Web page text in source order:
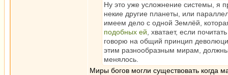
Ну это уже усложнение системы, я
некие другие планеты, или
имеем дело с одной Землёй,
подобных ей , хватает, если
говорю на общий принцип
этим разнообразным мирам, должны
менялось.
Миры богов могли существовать когда